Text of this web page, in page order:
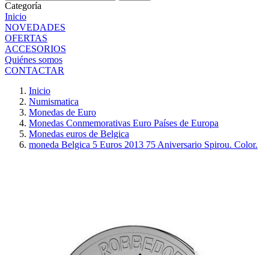
Categoría
Inicio
NOVEDADES
OFERTAS
ACCESORIOS
Quiénes somos
CONTACTAR
Inicio
Numismatica
Monedas de Euro
Monedas Conmemorativas Euro Países de Europa
Monedas euros de Belgica
moneda Belgica 5 Euros 2013 75 Aniversario Spirou. Color.